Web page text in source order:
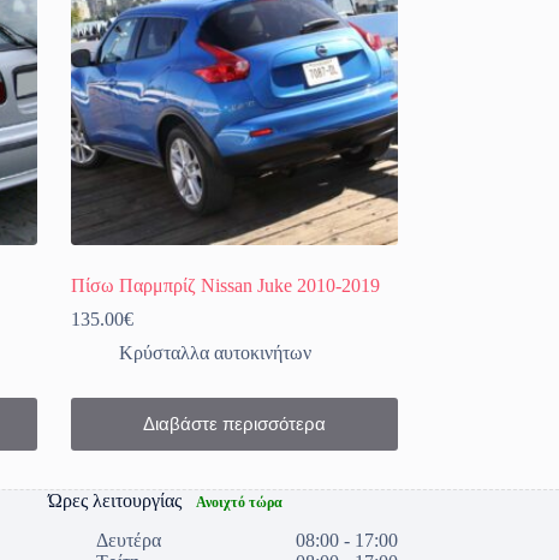
Πίσω Παρμπρίζ Nissan Juke 2010-2019
135.00€
Κρύσταλλα αυτοκινήτων
Διαβάστε περισσότερα
Ώρες λειτουργίας Ανοιχτό τώρα
Δευτέρα
08:00 - 17:00